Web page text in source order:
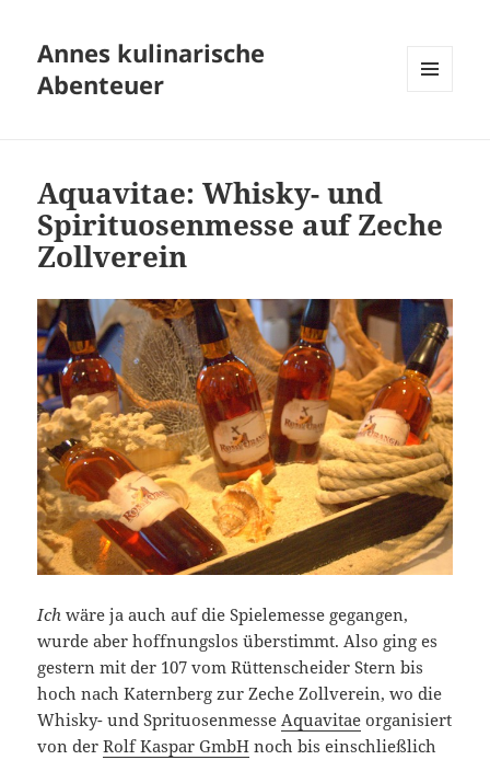
Annes kulinarische
Abenteuer
Aquavitae: Whisky- und
Spirituosenmesse auf Zeche
Zollverein
Ich wäre ja auch auf die Spielemesse gegangen,
wurde aber hoffnungslos überstimmt. Also ging es
gestern mit der 107 vom Rüttenscheider Stern bis
hoch nach Katernberg zur Zeche Zollverein, wo die
Whisky- und Sprituosenmesse Aquavitae organisiert
von derRolf Kaspar GmbH noch bis einschließlich